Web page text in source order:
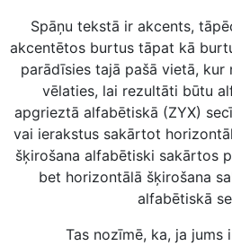
Spāņu tekstā ir akcents,
akcentētos burtus tāpat kā
parādīsies tajā pašā vietā, kur
vēlaties, lai rezultāti būtu
apgrieztā alfabētiskā (ZYX)
vai ierakstus sakārtot
šķirošana alfabētiski sakārtos
bet horizontālā šķirošana
alfabētiskā
Tas nozīmē, ka, ja jums